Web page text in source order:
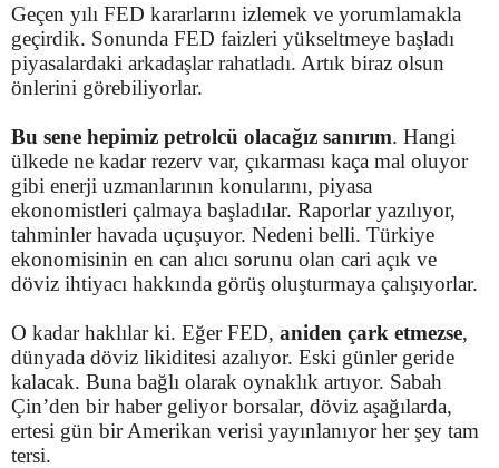
Geçen yılı FED kararlarını izlemek ve yorumlamakla
geçirdik. Sonunda FED faizleri yükseltmeye başladı
piyasalardaki arkadaşlar rahatladı. Artık biraz olsun
önlerini görebiliyorlar.
Bu sene hepimiz petrolcü olacağız sanırım. Hangi
ülkede ne kadar rezerv var, çıkarması kaça mal oluyor
gibi enerji uzmanlarının konularını, piyasa
ekonomistleri çalmaya başladılar. Raporlar yazılıyor,
tahminler havada uçuşuyor. Nedeni belli. Türkiye
ekonomisinin en can alıcı sorunu olan cari açık ve
döviz ihtiyacı hakkında görüş oluşturmaya çalışıyorlar.
O kadar haklılar ki. Eğer FED, aniden çark etmezse,
dünyada döviz likiditesi azalıyor. Eski günler geride
kalacak. Buna bağlı olarak oynaklık artıyor. Sabah
Çin’den bir haber geliyor borsalar, döviz aşağılarda,
ertesi gün bir Amerikan verisi yayınlanıyor her şey tam
tersi.